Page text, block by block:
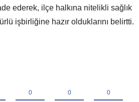
ederek, ilçe halkına nitelikli sağlık
işbirliğine hazır olduklarını belirtti.